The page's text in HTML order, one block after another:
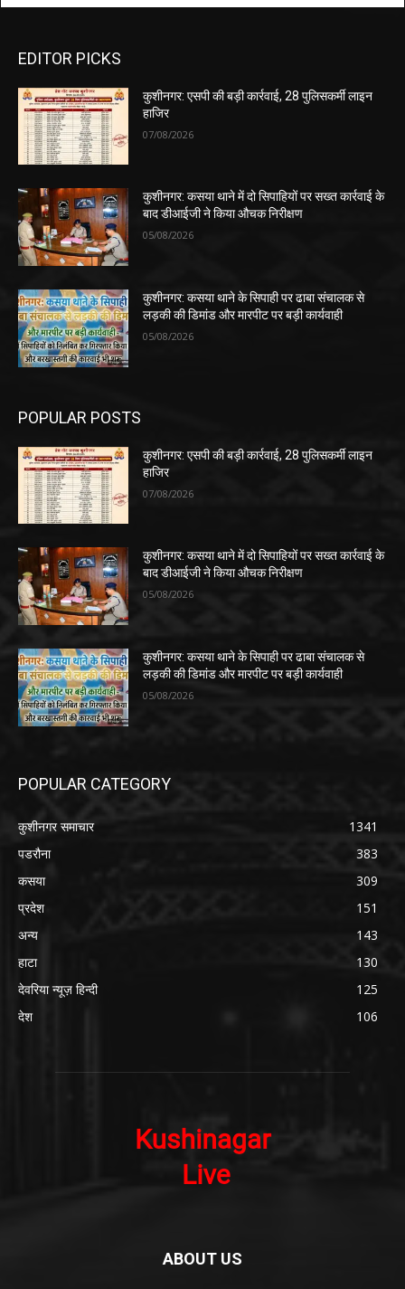
EDITOR PICKS
कुशीनगर: एसपी की बड़ी कार्रवाई, 28 पुलिसकर्मी लाइन
हाजिर
07/08/2026
कुशीनगर: कसया थाने में दो सिपाहियों पर सख्त कार्रवाई के
बाद डीआईजी ने किया औचक निरीक्षण
05/08/2026
कुशीनगर: कसया थाने के सिपाही पर ढाबा संचालक से
लड़की की डिमांड और मारपीट पर बड़ी कार्यवाही
05/08/2026
POPULAR POSTS
कुशीनगर: एसपी की बड़ी कार्रवाई, 28 पुलिसकर्मी लाइन
हाजिर
07/08/2026
कुशीनगर: कसया थाने में दो सिपाहियों पर सख्त कार्रवाई के
बाद डीआईजी ने किया औचक निरीक्षण
05/08/2026
कुशीनगर: कसया थाने के सिपाही पर ढाबा संचालक से
लड़की की डिमांड और मारपीट पर बड़ी कार्यवाही
05/08/2026
POPULAR CATEGORY
कुशीनगर समाचार
1341
पडरौना
383
कसया
309
प्रदेश
151
अन्य
143
हाटा
130
देवरिया न्यूज़ हिन्दी
125
देश
106
ABOUT US